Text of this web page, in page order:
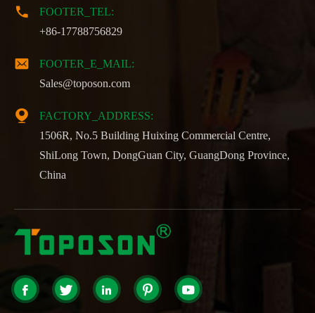

FOOTER_TEL:
+86-17788756829

FOOTER_E_MAIL:
Sales@toposon.com

FACTORY_ADDRESS:
1506R, No.5 Building Huixing Commercial Centre,
ShiLong Town, DongGuan City, GuangDong Province,
China
    